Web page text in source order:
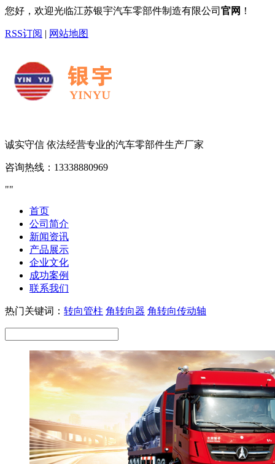
您好，欢迎光临江苏银宇汽车零部件制造有限公司 官网 ！
RSS订阅 | 网站地图
诚实守信 依法经营专业的汽车零部件生产厂家
咨询热线： 13338880969
首页
公司简介
新闻资讯
产品展示
企业文化
成功案例
联系我们
热门关键词： 转向管柱 角转向器 角转向传动轴